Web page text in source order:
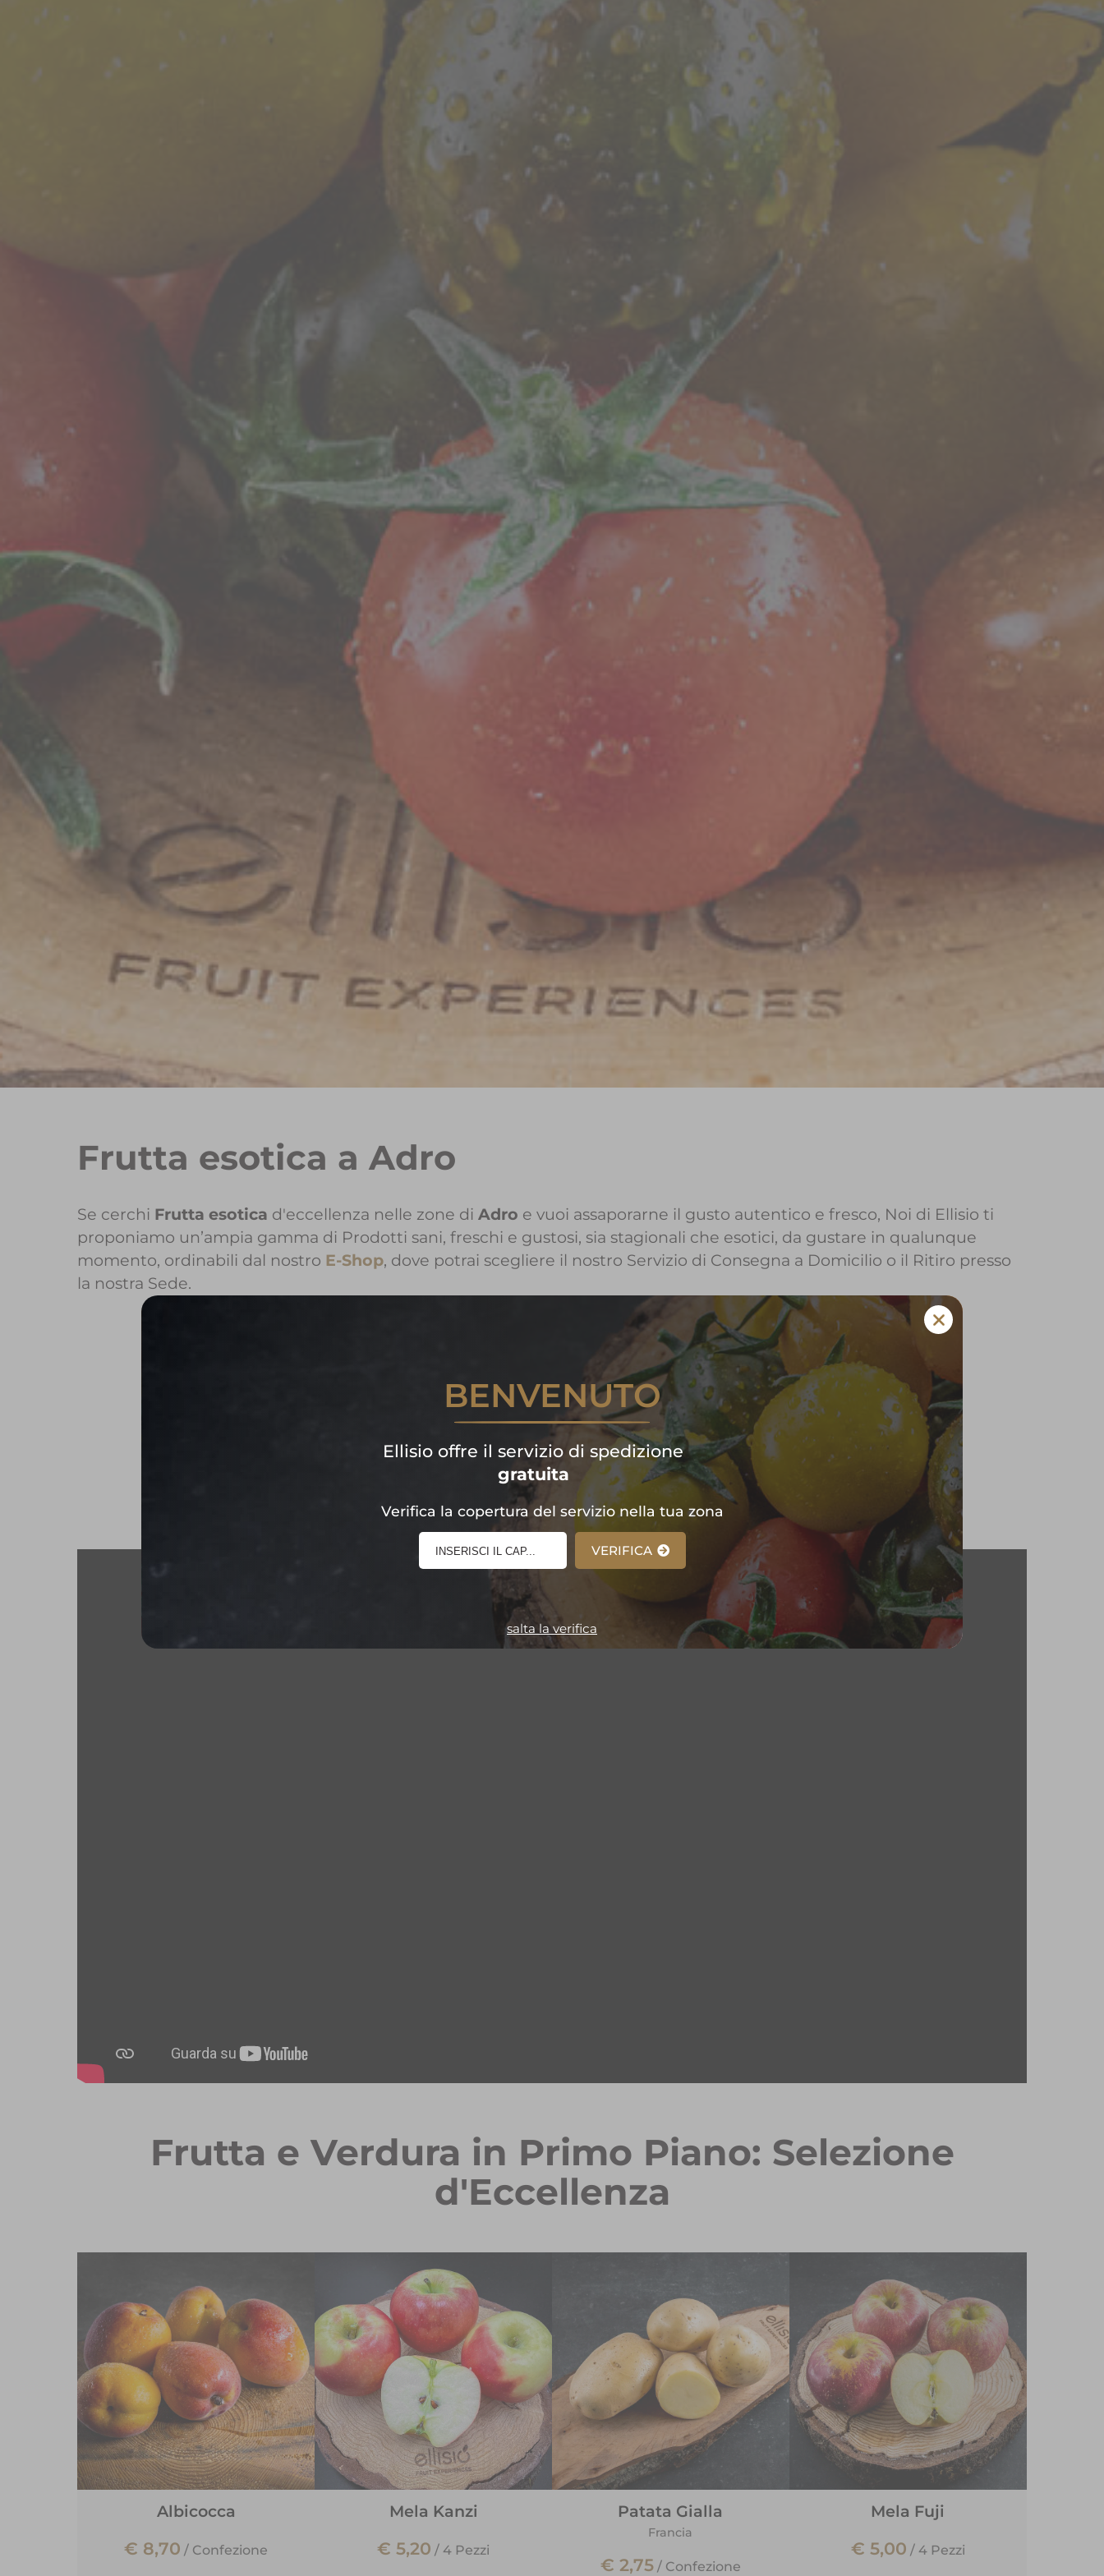
Frutta esotica a Adro
Se cerchi Frutta esotica d'eccellenza nelle zone diAdro e vuoi assaporarne il gusto autentico e fresco, Noi di Ellisio ti
proponiamo un’ampia gamma di Prodotti sani, freschi e gustosi, sia stagionali che esotici, da gustare in qualunque
momento, ordinabili dal nostro E-Shop, dove potrai scegliere il nostro Servizio di Consegna a Domicilio o il Ritiro presso
la nostra Sede.
Per maggiori informazioni sui Prodotti Ellisio a Adro
Contattaci!
Per iniziare subito la tua spesa di frutta e verdura
E-Shop!
Frutta e Verdura in Primo Piano: Selezione
d'Eccellenza
Albicocca
€ 8,70 / Confezione
Mela Kanzi
€ 5,20 / 4 Pezzi
Patata Gialla
Francia
€ 2,75/ Confezione
Mela Fuji
€ 5,00 / 4 Pezzi
BENVENUTO
Ellisio offre il servizio di spedizione
gratuita
Verifica la copertura del servizio nella tua zona
VERIFICA
salta la verifica